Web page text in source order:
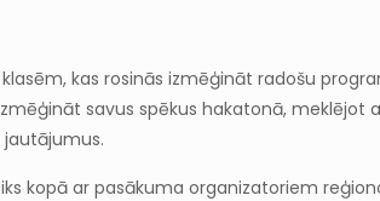
kas rosinās izmēģināt radošu
savus spēkus hakatonā, meklējot
kopā ar pasākuma organizatoriem